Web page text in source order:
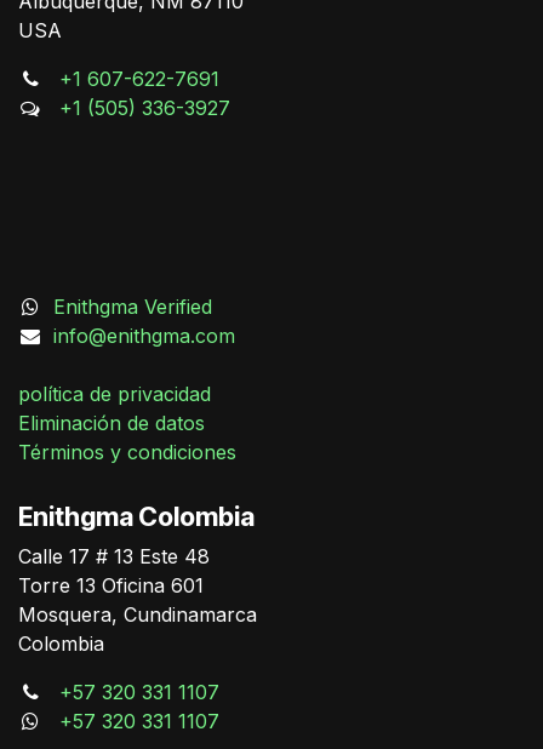
USA
+1 607-622-7691
+1 (505) 336-3927
German Triana
Online
Enithgma Verified
info@enithgma.com
política de privacidad
Eliminación de datos
Términos y condiciones
Enithgma Colombia
Calle 17 # 13 Este 48
Torre 13 Oficina 601
Mosquera, Cundinamarca
Colombia
+57 320 331 1107
+57 320 331 1107